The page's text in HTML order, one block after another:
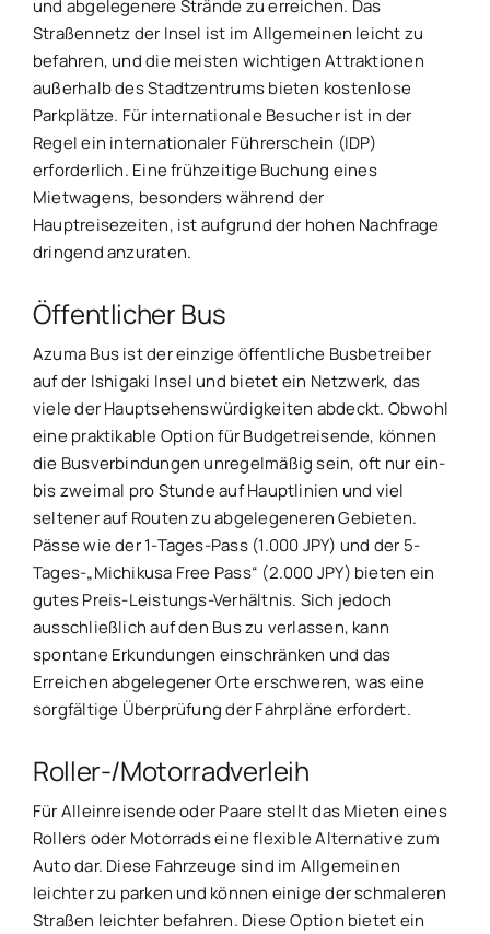
und abgelegenere Strände zu erreichen. Das
Straßennetz der Insel ist im Allgemeinen leicht zu
befahren, und die meisten wichtigen Attraktionen
außerhalb des Stadtzentrums bieten kostenlose
Parkplätze. Für internationale Besucher ist in der
Regel ein internationaler Führerschein (IDP)
erforderlich. Eine frühzeitige Buchung eines
Mietwagens, besonders während der
Hauptreisezeiten, ist aufgrund der hohen Nachfrage
dringend anzuraten.
Öffentlicher Bus
Azuma Bus ist der einzige öffentliche Busbetreiber
auf der Ishigaki Insel und bietet ein Netzwerk, das
viele der Hauptsehenswürdigkeiten abdeckt. Obwohl
eine praktikable Option für Budgetreisende, können
die Busverbindungen unregelmäßig sein, oft nur ein-
bis zweimal pro Stunde auf Hauptlinien und viel
seltener auf Routen zu abgelegeneren Gebieten.
Pässe wie der 1-Tages-Pass (1.000 JPY) und der 5-
Tages-„Michikusa Free Pass“ (2.000 JPY) bieten ein
gutes Preis-Leistungs-Verhältnis. Sich jedoch
ausschließlich auf den Bus zu verlassen, kann
spontane Erkundungen einschränken und das
Erreichen abgelegener Orte erschweren, was eine
sorgfältige Überprüfung der Fahrpläne erfordert.
Roller-/Motorradverleih
Für Alleinreisende oder Paare stellt das Mieten eines
Rollers oder Motorrads eine flexible Alternative zum
Auto dar. Diese Fahrzeuge sind im Allgemeinen
leichter zu parken und können einige der schmaleren
Straßen leichter befahren. Diese Option bietet ein